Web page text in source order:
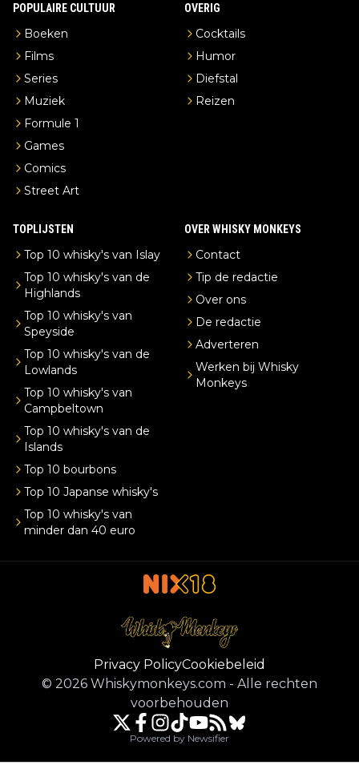
POPULAIRE CULTUUR
Boeken
Films
Series
Muziek
Formule 1
Games
Comics
Street Art
OVERIG
Cocktails
Humor
Diefstal
Reizen
TOPLIJSTEN
Top 10 whisky's van Islay
Top 10 whisky's van de
Highlands
Top 10 whisky's van
Speyside
Top 10 whisky's van de
Lowlands
Top 10 whisky's van
Campbeltown
Top 10 whisky's van de
Islands
Top 10 bourbons
Top 10 Japanse whisky's
Top 10 whisky's van
minder dan 40 euro
OVER WHISKY MONKEYS
Contact
Tip de redactie
Over ons
De redactie
Adverteren
Werken bij Whisky
Monkeys
Privacy PolicyCookiebeleid
© 2026 Whiskymonkeys.com - Alle rechten
voorbehouden
Powered by Newsifier